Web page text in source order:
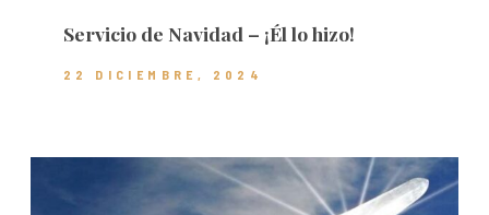
Servicio de Navidad – ¡Él lo hizo!
22 DICIEMBRE, 2024